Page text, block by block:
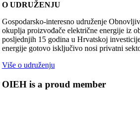
O UDRUŽENJU
Gospodarsko-interesno udruženje
okuplja proizvođače električne energije iz
posljednjih 15 godina u Hrvatskoj
energije gotovo isključivo nosi privatni
Više o udruženju
OIEH is a proud member